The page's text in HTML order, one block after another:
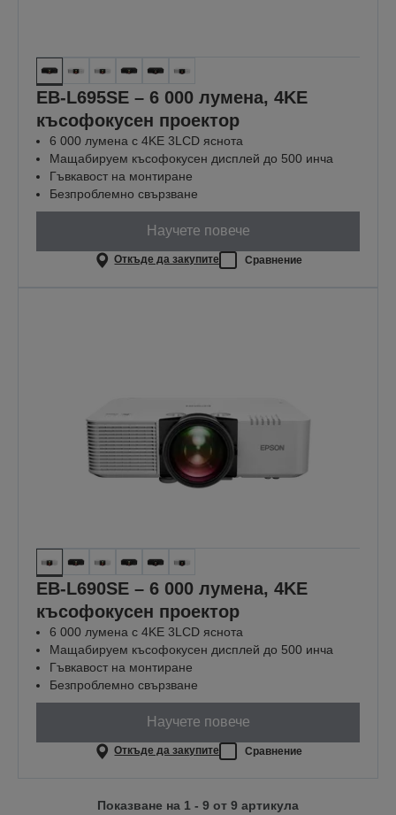
EB-L695SE – 6 000 лумена, 4KE
късофокусен проектор
6 000 лумена с 4KE 3LCD яснота
Мащабируем късофокусен дисплей до 500 инча
Гъвкавост на монтиране
Безпроблемно свързване
Научете повече
Откъде да закупите Сравнение
EB-L690SE – 6 000 лумена, 4KE
късофокусен проектор
6 000 лумена с 4KE 3LCD яснота
Мащабируем късофокусен дисплей до 500 инча
Гъвкавост на монтиране
Безпроблемно свързване
Научете повече
Откъде да закупите Сравнение
Показване на 1 - 9 от 9 артикула